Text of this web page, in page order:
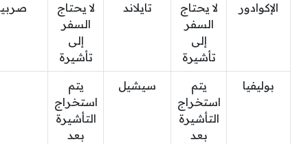
الإكوادور
لا يحتاج
السفر
إلى
تأشيرة
تايلاند
لا يحتاج
السفر
إلى
تأشيرة
بوليفيا
يتم
استخراج
التأشيرة
بعد
سيشيل
يتم
استخراج
التأشيرة
بعد